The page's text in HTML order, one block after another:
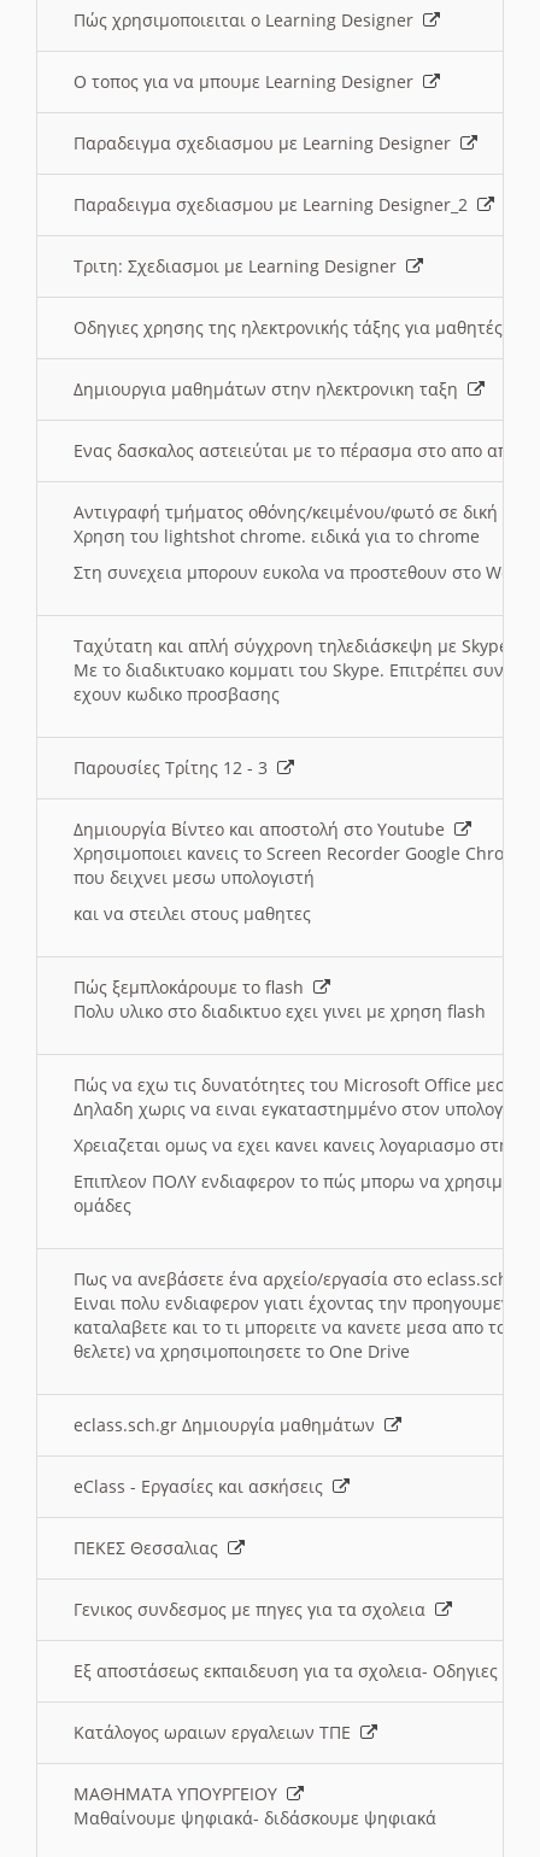
Πώς χρησιμοποιειται ο Learning Designer
O τοπος για να μπουμε Learning Designer
Παραδειγμα σχεδιασμου με Learning Designer
Παραδειγμα σχεδιασμου με Learning Designer_2
Τριτη: Σχεδιασμοι με Learning Designer
Οδηγιες χρησης της ηλεκτρονικής τάξης για μαθητές
Δημιουργια μαθημάτων στην ηλεκτρονικη ταξη
Ενας δασκαλος αστειεύται με το πέρασμα στο απο
Αντιγραφή τμήματος οθόνης/κειμένου/φωτό σε δική
Χρηση του lightshot chrome. ειδικά για το chrome
Στη συνεχεια μπορουν ευκολα να προστεθουν στο Word
Ταχύτατη και απλή σύγχρονη τηλεδιάσκεψη με Skype
Με το διαδικτυακο κομματι του Skype. Επιτρέπει
εχουν κωδικο προσβασης
Παρουσίες Τρίτης 12 - 3
Δημιουργία Βίντεο και αποστολή στο Youtube
Χρησιμοποιει κανεις το Screen Recorder Google Chrome
που δειχνει μεσω υπολογιστή
και να στειλει στους μαθητες
Πώς ξεμπλοκάρουμε το flash
Πολυ υλικο στο διαδικτυο εχει γινει με χρηση flash
Πώς να εχω τις δυνατότητες του Microsoft Office μεσω
Δηλαδη χωρις να ειναι εγκαταστημμένο στον
Χρειαζεται ομως να εχει κανει κανεις λογαριασμο στη
Επιπλεον ΠΟΛΥ ενδιαφερον το πώς μπορω να
ομάδες
Πως να ανεβάσετε ένα αρχείο/εργασία στο eclass.sch.gr
Ειναι πολυ ενδιαφερον γιατι έχοντας την
καταλαβετε και το τι μπορειτε να κανετε μεσα απο το
θελετε) να χρησιμοποιησετε το One Drive
eclass.sch.gr Δημιουργία μαθημάτων
eClass - Εργασίες και ασκήσεις
ΠΕΚΕΣ Θεσσαλιας
Γενικος συνδεσμος με πηγες για τα σχολεια
Εξ αποστάσεως εκπαιδευση για τα σχολεια- Οδηγιες
Κατάλογος ωραιων εργαλειων ΤΠΕ
ΜΑΘΗΜΑΤΑ ΥΠΟΥΡΓΕΙΟΥ
Μαθαίνουμε ψηφιακά- διδάσκουμε ψηφιακά